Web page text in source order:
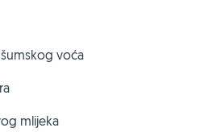
voća
mlijeka